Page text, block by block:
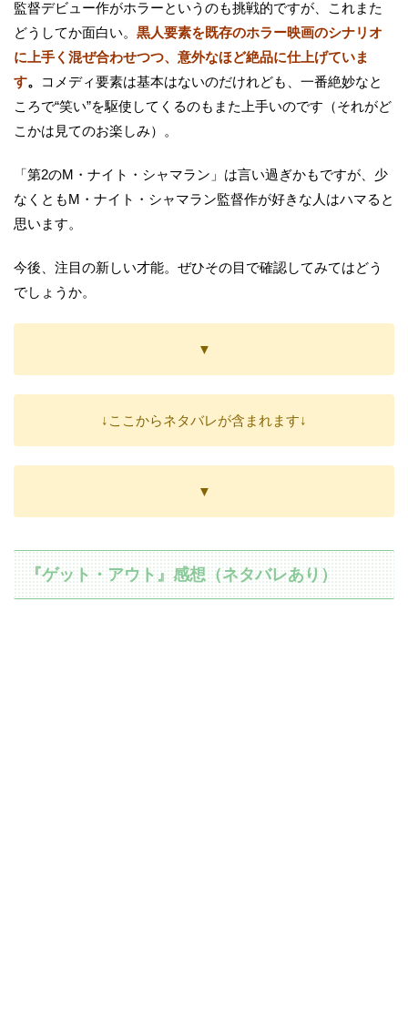
監督デビュー作がホラーというのも挑戦的ですが、これまた
どうしてか面白い。 黒人要素を既存のホラー映画のシナリオ
に上手く混ぜ合わせつつ、意外なほど絶品に仕上げていま
す。
コメディ要素は基本はないのだけれども、一番絶妙なと
ころで“笑い”を駆使してくるのもまた上手いのです（それがど
こかは見てのお楽しみ）。
「第2のM・ナイト・シャマラン」は言い過ぎかもですが、少
なくともM・ナイト・シャマラン監督作が好きな人はハマると
思います。
今後、注目の新しい才能。ぜひその目で確認してみてはどう
でしょうか。
▼
↓ここからネタバレが含まれます↓
▼
『ゲット・アウト』感想（ネタバレあり）